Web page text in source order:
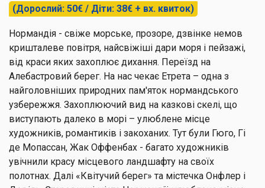
(Дорослий: 50€ / Діти: 38€ + вх. квиток)
Нормандія - свіже морське, прозоре, дзвінке немов
кришталеве повітря, найсвіжіші дари моря і пейзажі,
від краси яких захоплює дихання. Переїзд на
Алебастровий берег. На нас чекає Етрета – одна з
найголовніших природних пам'яток нормандського
узбережжя. Захоплюючий вид на казкові скелі, що
виступають далеко в морі – улюблене місце
художників, романтиків і закоханих. Тут були Гюго, Гі
де Мопассан, Жак Оффенбах - багато художників
увічнили красу місцевого ландшафту на своїх
полотнах. Далі «Квітучий берег» та містечка Онфлер і